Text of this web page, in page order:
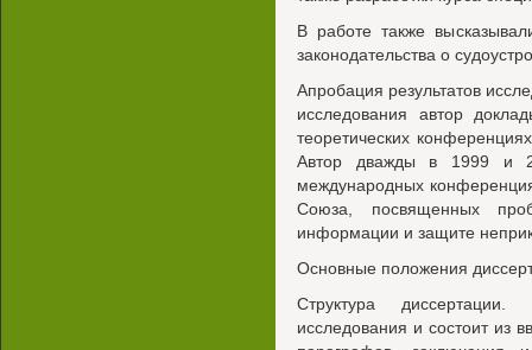
В работе также
законодательства о
Апробация результатов
исследования автор
теоретических
Автор дважды в 1999 и
международных
Союза, посвященных
информации и защите
Основные положения
Структура
исследования и состоит из